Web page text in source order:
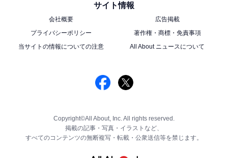
サイト情報
会社概要
広告掲載
プライバシーポリシー
著作権・商標・免責事項
当サイトの情報についての注意
All About ニュースについて
Copyright©All About, Inc. All rights reserved.
掲載の記事・写真・イラストなど、
すべてのコンテンツの無断複写・転載・公衆送信等を禁じます。